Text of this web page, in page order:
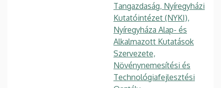
Tangazdaság, Nyíregyházi
Kutatóintézet (NYKI),
Nyíregyháza Alap- és
Alkalmazott Kutatások
Szervezete,
Növénynemesítési és
Technológiafejlesztési